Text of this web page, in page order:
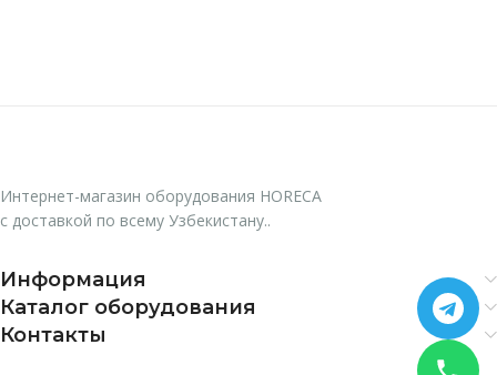
Интернет-магазин оборудования HORECA
с доставкой по всему Узбекистану..
Информация
Каталог оборудования
Контакты